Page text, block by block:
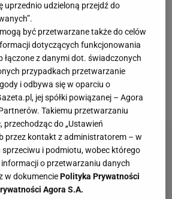
siłach, bez poważnych
tułowia Zwonika można było
Wtedy właśnie rosyjscy
"zachowanie życia i
przepisów
jeńców".
uprzednio udzieloną przejdź do
być przetwarzane także do celów
dotyczących funkcjonowania
łączone z danymi dot. świadczonych
przypadkach przetwarzanie
i odbywa się w oparciu o
jej spółki powiązanej – Agora
Takiemu przetwarzaniu
przechodząc do „Ustawień
przez kontakt z administratorem – w
sprzeciwu i podmiotu, wobec którego
informacji o przetwarzaniu danych
w dokumenciePolityka Prywatności
Agora S.A.